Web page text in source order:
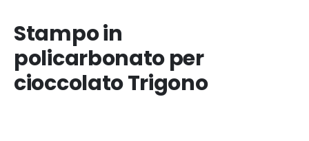
Stampo in
policarbonato per
cioccolato Trigono